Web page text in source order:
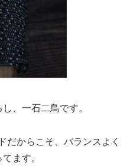
、一石二鳥です。
だからこそ、バランスよく
ます。